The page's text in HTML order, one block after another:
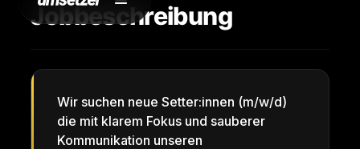
Jobbeschreibung
Wir suchen neue Setter:innen (m/w/d)
die mit klarem Fokus und sauberer
Kommunikation unseren